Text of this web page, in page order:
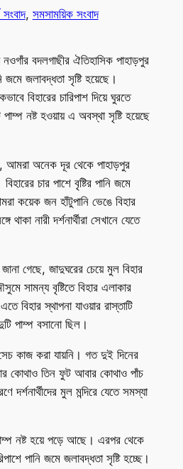
সংবাদ, সমসাময়িক সংবাদ
নওগাঁর বদলগাছীর ঐতিহাসিক পাহাড়পুর
জমে জলাবদ্ধতা সৃষ্টি হয়েছে।
বিহারের চারিপাশ দিয়ে ঘুরতে
পাম্প নষ্ট হওয়ায় এ অবস্থা সৃষ্টি হয়েছে
আমরা অনেক দূর থেকে পাহাড়পুর
চার পাশে বৃষ্টির পানি জমে
কয়েক জন হাঁটুপানি ভেঙে বিহার
নারী দর্শনার্থীরা সেখানে যেতে
গেছে, জাদুঘরের চেয়ে মুল বিহার
সামন্য বৃষ্টিতে বিহার এলাকার
বিহার স্থাপনা যাওয়ার রাস্তাটি
পাম্প বসানো ছিল।
কাজ করা যায়নি। গত দুই দিনের
কোথাও তিন ফুট আবার কোথাও পাঁচ
মুল মন্দিরে যেতে সমস্যা
নষ্ট হয়ে পড়ে আছে। এরপর থেকে
পানি জমে জলাবদ্ধতা সৃষ্টি হচ্ছে।